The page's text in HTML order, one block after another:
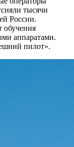
тысячи
России.
обучения
аппаратами.
пилот».